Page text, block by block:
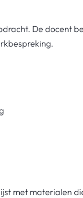
De docent
met materialen